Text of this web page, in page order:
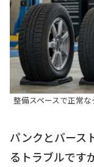
整備スペースで正常
パンクとバース
るトラブルです